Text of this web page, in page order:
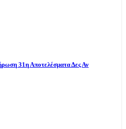
31η Αποτελέσματα Δες Αν